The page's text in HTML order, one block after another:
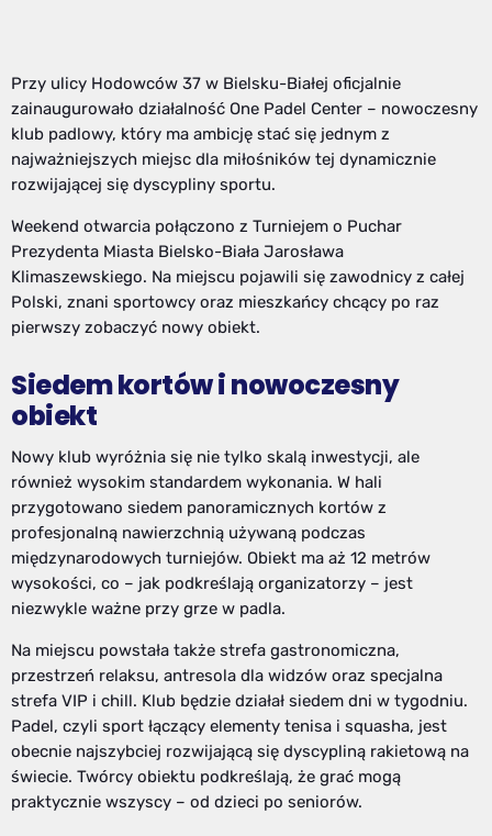
Przy ulicy Hodowców 37 w Bielsku-Białej oficjalnie
zainaugurowało działalność One Padel Center – nowoczesny
klub padlowy, który ma ambicję stać się jednym z
najważniejszych miejsc dla miłośników tej dynamicznie
rozwijającej się dyscypliny sportu.
Weekend otwarcia połączono z Turniejem o Puchar
Prezydenta Miasta Bielsko-Biała Jarosława
Klimaszewskiego. Na miejscu pojawili się zawodnicy z całej
Polski, znani sportowcy oraz mieszkańcy chcący po raz
pierwszy zobaczyć nowy obiekt.
Siedem kortów i nowoczesny
obiekt
Nowy klub wyróżnia się nie tylko skalą inwestycji, ale
również wysokim standardem wykonania. W hali
przygotowano siedem panoramicznych kortów z
profesjonalną nawierzchnią używaną podczas
międzynarodowych turniejów. Obiekt ma aż 12 metrów
wysokości, co – jak podkreślają organizatorzy – jest
niezwykle ważne przy grze w padla.
Na miejscu powstała także strefa gastronomiczna,
przestrzeń relaksu, antresola dla widzów oraz specjalna
strefa VIP i chill. Klub będzie działał siedem dni w tygodniu.
Padel, czyli sport łączący elementy tenisa i squasha, jest
obecnie najszybciej rozwijającą się dyscypliną rakietową na
świecie. Twórcy obiektu podkreślają, że grać mogą
praktycznie wszyscy – od dzieci po seniorów.